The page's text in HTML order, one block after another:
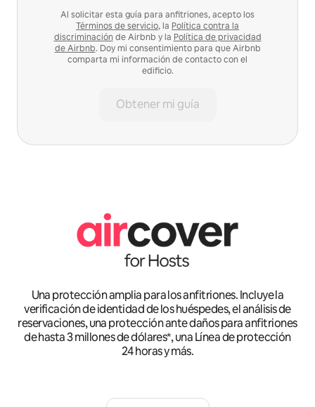
Al solicitar esta guía para anfitriones, acepto los
Términos de servicio, la Política contra la
discriminación de Airbnb y la Política de privacidad
de Airbnb. Doy mi consentimiento para que Airbnb
comparta mi información de contacto con el
edificio.
Obtener mi guía
Una protección amplia para los anfitriones. Incluye la
verificación de identidad de los huéspedes, el análisis de
reservaciones, una protección ante daños para anfitriones
de hasta 3 millones de dólares*, una Línea de protección
24 horas y más.